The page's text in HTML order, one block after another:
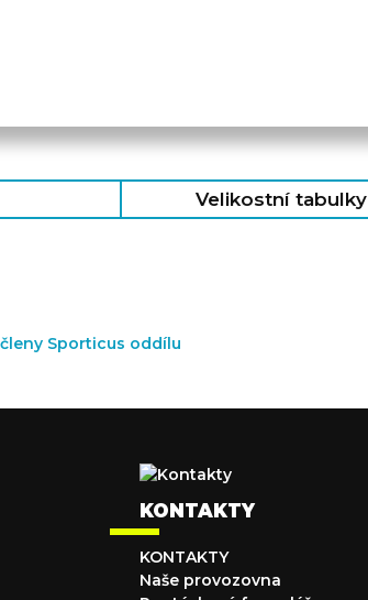
Velikostní tabulky
KONTAKTY
KONTAKTY
Naše provozovna